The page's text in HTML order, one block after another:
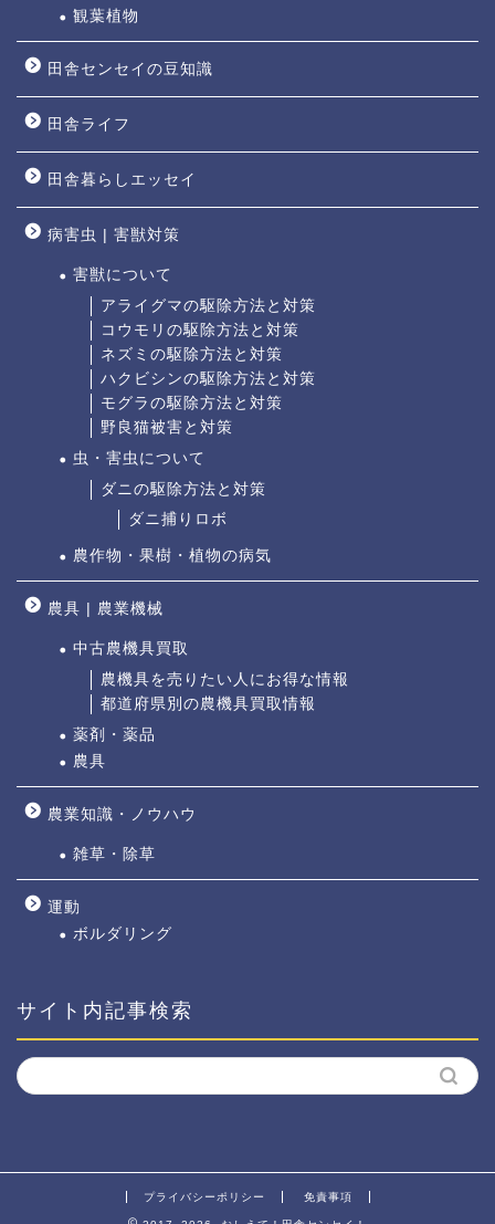
観葉植物
田舎センセイの豆知識
田舎ライフ
田舎暮らしエッセイ
病害虫 | 害獣対策
害獣について
アライグマの駆除方法と対策
コウモリの駆除方法と対策
ネズミの駆除方法と対策
ハクビシンの駆除方法と対策
モグラの駆除方法と対策
野良猫被害と対策
虫・害虫について
ダニの駆除方法と対策
ダニ捕りロボ
農作物・果樹・植物の病気
農具 | 農業機械
中古農機具買取
農機具を売りたい人にお得な情報
都道府県別の農機具買取情報
薬剤・薬品
農具
農業知識・ノウハウ
雑草・除草
運動
ボルダリング
サイト内記事検索
プライバシーポリシー 免責事項